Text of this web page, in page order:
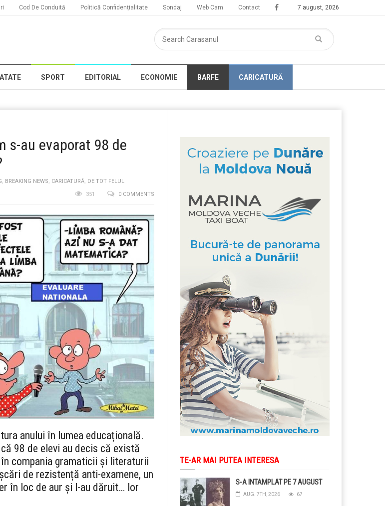
7 august, 2026
Cod De Conduită Politică Confidențialitate Sondaj Web Cam Contact
SPORT EDITORIAL ECONOMIE BARFE CARICATURĂ
s-au evaporat 98 de
, BREAKING NEWS, CARICATURĂ, DE TOT FELUL
0 COMMENTS
351
anului în lumea educațională.
98 de elevi au decis că există
compania gramaticii și literaturii
de rezistență anti-examene, un
în loc de aur și l-au dăruit… lor
TE-AR MAI PUTEA INTERESA
S-A INTAMPLAT PE 7 AUGUST
AUG. 7TH, 2026 67